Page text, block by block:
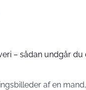
– sådan undgår du
af en